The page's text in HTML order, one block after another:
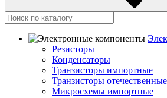
Резисторы
Конденсаторы
Транзисторы импортные
Транзисторы отечественные
Микросхемы импортные